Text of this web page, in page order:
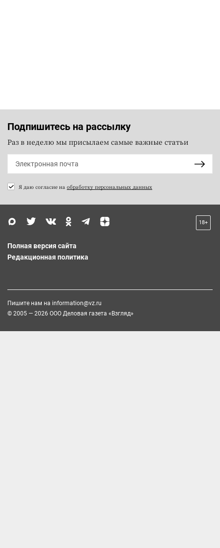
Подпишитесь на рассылку
Раз в неделю мы присылаем самые важные статьи
Я даю согласие на обработку персональных данных
18+
Полная версия сайта
Редакционная политика
Пишите нам на information@vz.ru
© 2005 — 2026 ООО Деловая газета «Взгляд»